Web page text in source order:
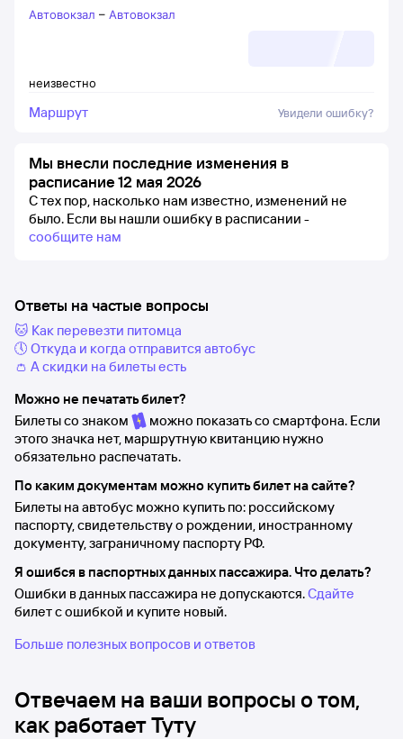
неизвестно
Автовокзал – Автовокзал
Маршрут Увидели ошибку?
Мы внесли последние изменения в
расписание 12 мая 2026
С тех пор, насколько нам известно, изменений не
было. Если вы нашли ошибку в расписании -
сообщите нам
Ответы на частые вопросы
🐱 Как перевезти питомца
🕔 Откуда и когда отправится автобус
👛 А скидки на билеты есть
Можно не печатать билет?
Билеты со знаком
можно показать со смартфона. Если
этого значка нет, маршрутную квитанцию нужно
обязательно распечатать.
По каким документам можно купить билет на сайте?
Билеты на автобус можно купить по: российскому
паспорту, свидетельству о рождении, иностранному
документу, заграничному паспорту РФ.
Я ошибся в паспортных данных пассажира. Что делать?
Ошибки в данных пассажира не допускаются.Сдайте
билет с ошибкой и купите новый.
Больше полезных вопросов и ответов
Отвечаем на ваши вопросы о том,
как работает Туту